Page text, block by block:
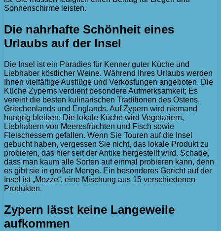
Sonnenschirme leisten.
Die nahrhafte Schönheit eines
Urlaubs auf der Insel
Die Insel ist ein Paradies für Kenner guter Küche und
Liebhaber köstlicher Weine. Während Ihres Urlaubs werden
Ihnen vielfältige Ausflüge und Verkostungen angeboten. Die
Küche Zyperns verdient besondere Aufmerksamkeit; Es
vereint die besten kulinarischen Traditionen des Ostens,
Griechenlands und Englands. Auf Zypern wird niemand
hungrig bleiben; Die lokale Küche wird Vegetariern,
Liebhabern von Meeresfrüchten und Fisch sowie
Fleischessern gefallen. Wenn Sie Touren auf die Insel
gebucht haben, vergessen Sie nicht, das lokale Produkt zu
probieren, das hier seit der Antike hergestellt wird. Schade,
dass man kaum alle Sorten auf einmal probieren kann, denn
es gibt sie in großer Menge. Ein besonderes Gericht auf der
Insel ist „Mezze“, eine Mischung aus 15 verschiedenen
Produkten.
Zypern lässt keine Langeweile
aufkommen